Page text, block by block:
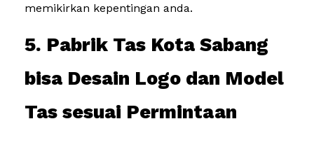
memikirkan kepentingan anda.
5. Pabrik Tas Kota Sabang
bisa Desain Logo dan Model
Tas sesuai Permintaan